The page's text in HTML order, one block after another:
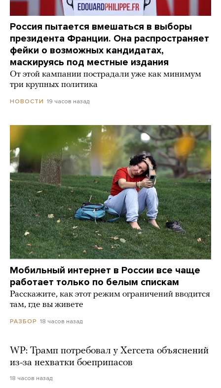
Россия пытается вмешаться в выборы
президента Франции. Она распространяет
фейки о возможных кандидатах,
маскируясь под местные издания
От этой кампании пострадали уже как минимум
три крупных политика
НОВОСТИ 19 часов назад
Мобильный интернет в России все чаще
работает только по белым спискам
Расскажите, как этот режим ограничений вводится
там, где вы живете
РАЗБОР 18 часов назад
WP: Трамп потребовал у Хегсета объяснений
из-за нехватки боеприпасов
18 часов назад